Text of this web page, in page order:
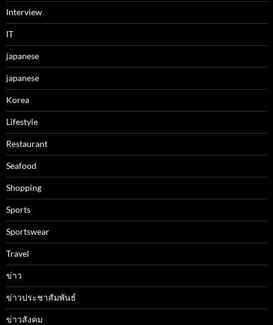
Interview
IT
japanese
japanese
Korea
Lifestyle
Restaurant
Seafood
Shopping
Sports
Sportswear
Travel
ข่าว
ข่าวประชาสัมพันธ์
ข่าวสังคม